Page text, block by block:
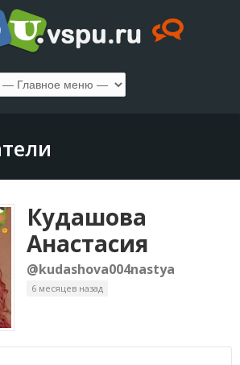
Кудашова
Анастасия
@kudashova004nastya
6 месяцев назад